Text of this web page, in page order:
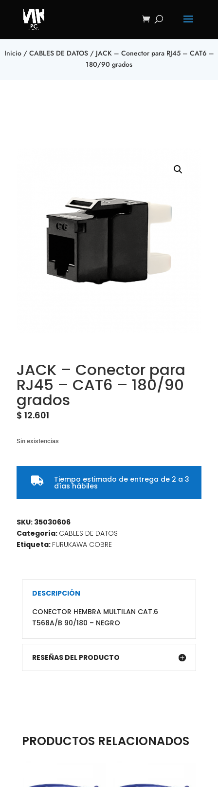
Inicio/ CABLES DE DATOS/ JACK – Conector para RJ45 – CAT6 –
180/90 grados
JACK – Conector para
RJ45 – CAT6 – 180/90
grados
$ 12.601
Sin existencias
 Tiempo estimado de entrega de 2 a 3
días hábiles
SKU: 35030606
Categoría: CABLES DE DATOS
Etiqueta: FURUKAWA COBRE
DESCRIPCIÓN
CONECTOR HEMBRA MULTILAN CAT.6
T568A/B 90/180 – NEGRO
RESEÑAS DEL PRODUCTO
PRODUCTOS RELACIONADOS